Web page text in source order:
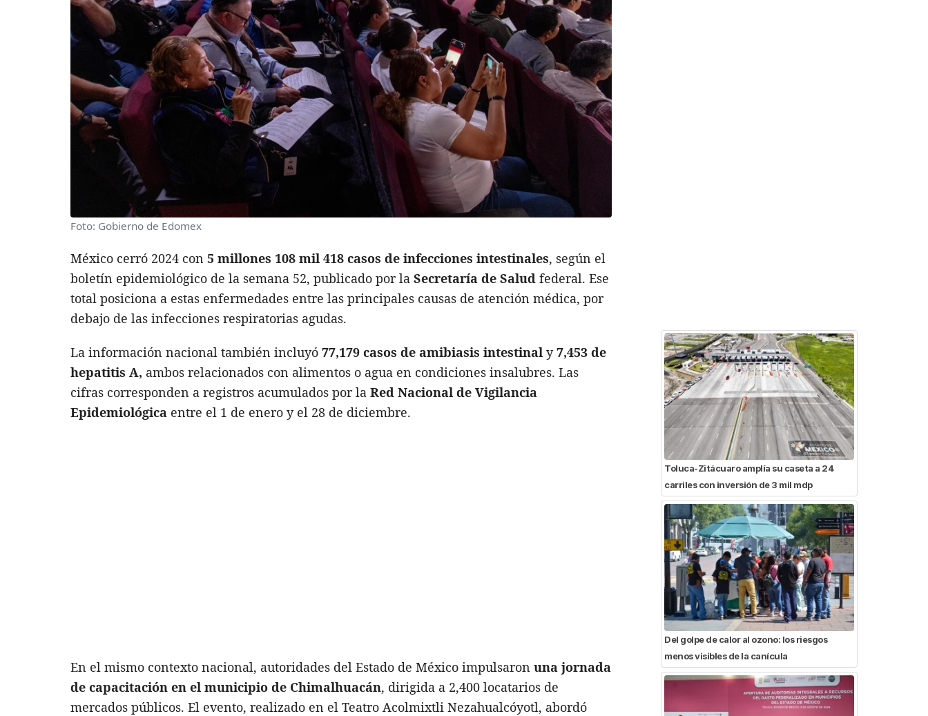
Foto: Gobierno de Edomex
México cerró 2024 con 5 millones 108 mil 418 casos de infecciones intestinales, según el
boletín epidemiológico de la semana 52, publicado por la Secretaría de Salud federal. Ese
total posiciona a estas enfermedades entre las principales causas de atención médica, por
debajo de las infecciones respiratorias agudas.
La información nacional también incluyó 77,179 casos de amibiasis intestinal y7,453 de
hepatitis A, ambos relacionados con alimentos o agua en condiciones insalubres. Las
cifras corresponden a registros acumulados por la Red Nacional de Vigilancia
Epidemiológica entre el 1 de enero y el 28 de diciembre.
En el mismo contexto nacional, autoridades del Estado de México impulsaron una jornada
de capacitación en el municipio de Chimalhuacán, dirigida a 2,400 locatarios de
mercados públicos. El evento, realizado en el Teatro Acolmixtli Nezahualcóyotl, abordó
Toluca-Zitácuaro amplía su caseta a 24
carriles con inversión de 3 mil mdp
Del golpe de calor al ozono: los riesgos
menos visibles de la canícula